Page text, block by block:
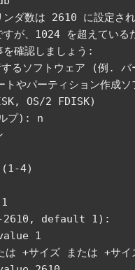
ンダ数は 2610 に設定され
すが、1024 を超えている
を確認しましょう:
るソフトウェア (例.
やパーティション作成ソ
OS/2 FDISK)
プ): n
4)
2610, default 1):
1
は +サイズ または +